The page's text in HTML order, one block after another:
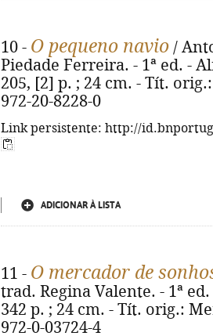
10 - O pequeno navio /
Piedade Ferreira. - 1ª ed. -
205, [2] p. ; 24 cm. - Tít.
972-20-8228-0
Link persistente: http://
ADICIONAR À LISTA
11 - O mercador de
trad. Regina Valente. - 1ª
342 p. ; 24 cm. - Tít. orig.:
972-0-03724-4